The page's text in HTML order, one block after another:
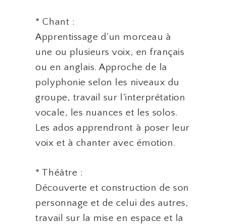
* Chant :
Apprentissage d’un morceau à
une ou plusieurs voix, en français
ou en anglais. Approche de la
polyphonie selon les niveaux du
groupe, travail sur l’interprétation
vocale, les nuances et les solos.
Les ados apprendront à poser leur
voix et à chanter avec émotion.
* Théâtre :
Découverte et construction de son
personnage et de celui des autres,
travail sur la mise en espace et la